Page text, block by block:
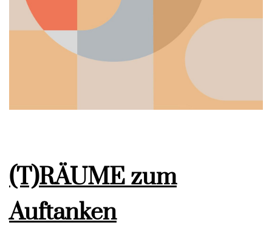
(T)RÄUME zum
Auftanken